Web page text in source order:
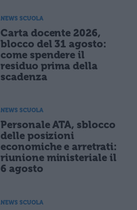
NEWS SCUOLA
Carta docente 2026,
blocco del 31 agosto:
come spendere il
residuo prima della
scadenza
NEWS SCUOLA
Personale ATA, sblocco
delle posizioni
economiche e arretrati:
riunione ministeriale il
6 agosto
NEWS SCUOLA